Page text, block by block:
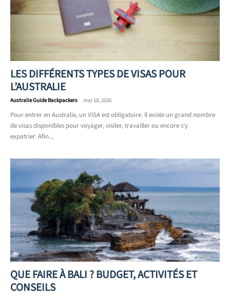
LES DIFFÉRENTS TYPES DE VISAS POUR
L’AUSTRALIE
Australie Guide Backpackers - mai 18, 2026
Pour entrer en Australie, un VISA est obligatoire. Il existe un grand nombre
de visas disponibles pour voyager, visiter, travailler ou encore s'y
expatrier. Afin...
QUE FAIRE À BALI ? BUDGET, ACTIVITÉS ET
CONSEILS